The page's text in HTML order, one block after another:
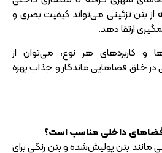
بتن تزئینی می‌تواند کیفیت بصری و
ارتقا دهد.
و کاربردهای هر نوع، می‌توان از
در خلق فضاهایی ماندگار و جذاب بهره
فضاهای داخلی مناسب است؟
مانند بتن پولیش‌شده و بتن رنگی برای